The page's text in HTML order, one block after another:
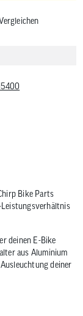
Bike Parts
Leistungsverhältnis
deinen E-Bike
aus Aluminium
deiner